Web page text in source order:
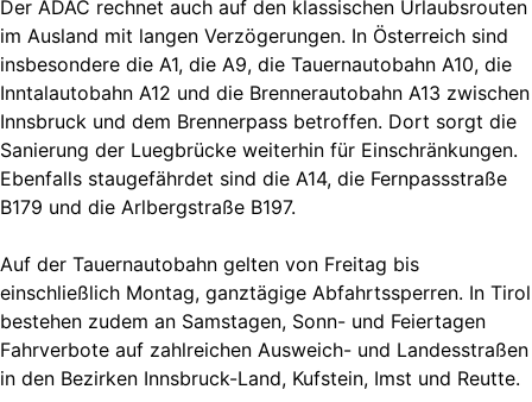
Der ADAC rechnet auch auf den klassischen Urlaubsrouten
im Ausland mit langen Verzögerungen. In Österreich sind
insbesondere die A1, die A9, die Tauernautobahn A10, die
Inntalautobahn A12 und die Brennerautobahn A13 zwischen
Innsbruck und dem Brennerpass betroffen. Dort sorgt die
Sanierung der Luegbrücke weiterhin für Einschränkungen.
Ebenfalls staugefährdet sind die A14, die Fernpassstraße
B179 und die Arlbergstraße B197.
Auf der Tauernautobahn gelten von Freitag bis
einschließlich Montag, ganztägige Abfahrtssperren. In Tirol
bestehen zudem an Samstagen, Sonn- und Feiertagen
Fahrverbote auf zahlreichen Ausweich- und Landesstraßen
in den Bezirken Innsbruck-Land, Kufstein, Imst und Reutte.